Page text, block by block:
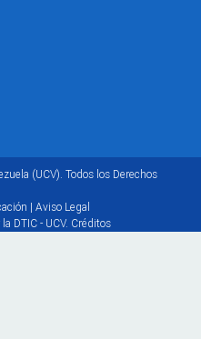
(UCV). Todos los Derechos
| Aviso Legal
DTIC - UCV. Créditos